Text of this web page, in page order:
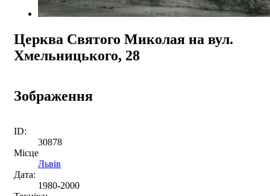
Церква Святого Миколая на вул.
Хмельницького, 28
Зображення
ID:
30878
Місце
Львів
Дата:
1980-2000